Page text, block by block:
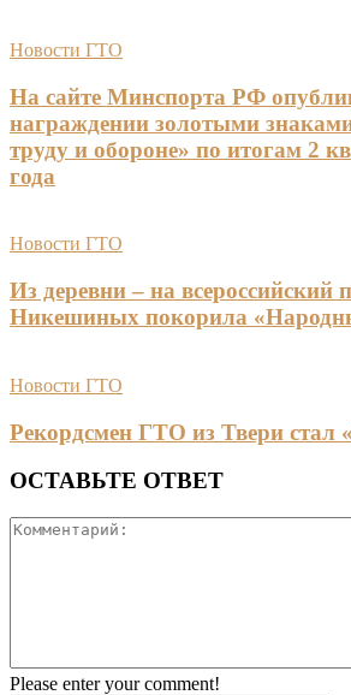
Новости ГТО
На сайте Минспорта РФ
награждении золотыми
труду и обороне» по итогам 2
года
Новости ГТО
Из деревни – на всероссийский
Никешиных покорила
Новости ГТО
Рекордсмен ГТО из Твери стал
ОСТАВЬТЕ ОТВЕТ
Please enter your comment!